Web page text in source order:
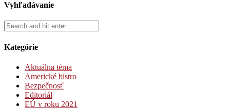
Vyhľadávanie
Kategórie
Aktuálna téma
Americké bistro
Bezpečnosť
Editoriál
EÚ v roku 2021